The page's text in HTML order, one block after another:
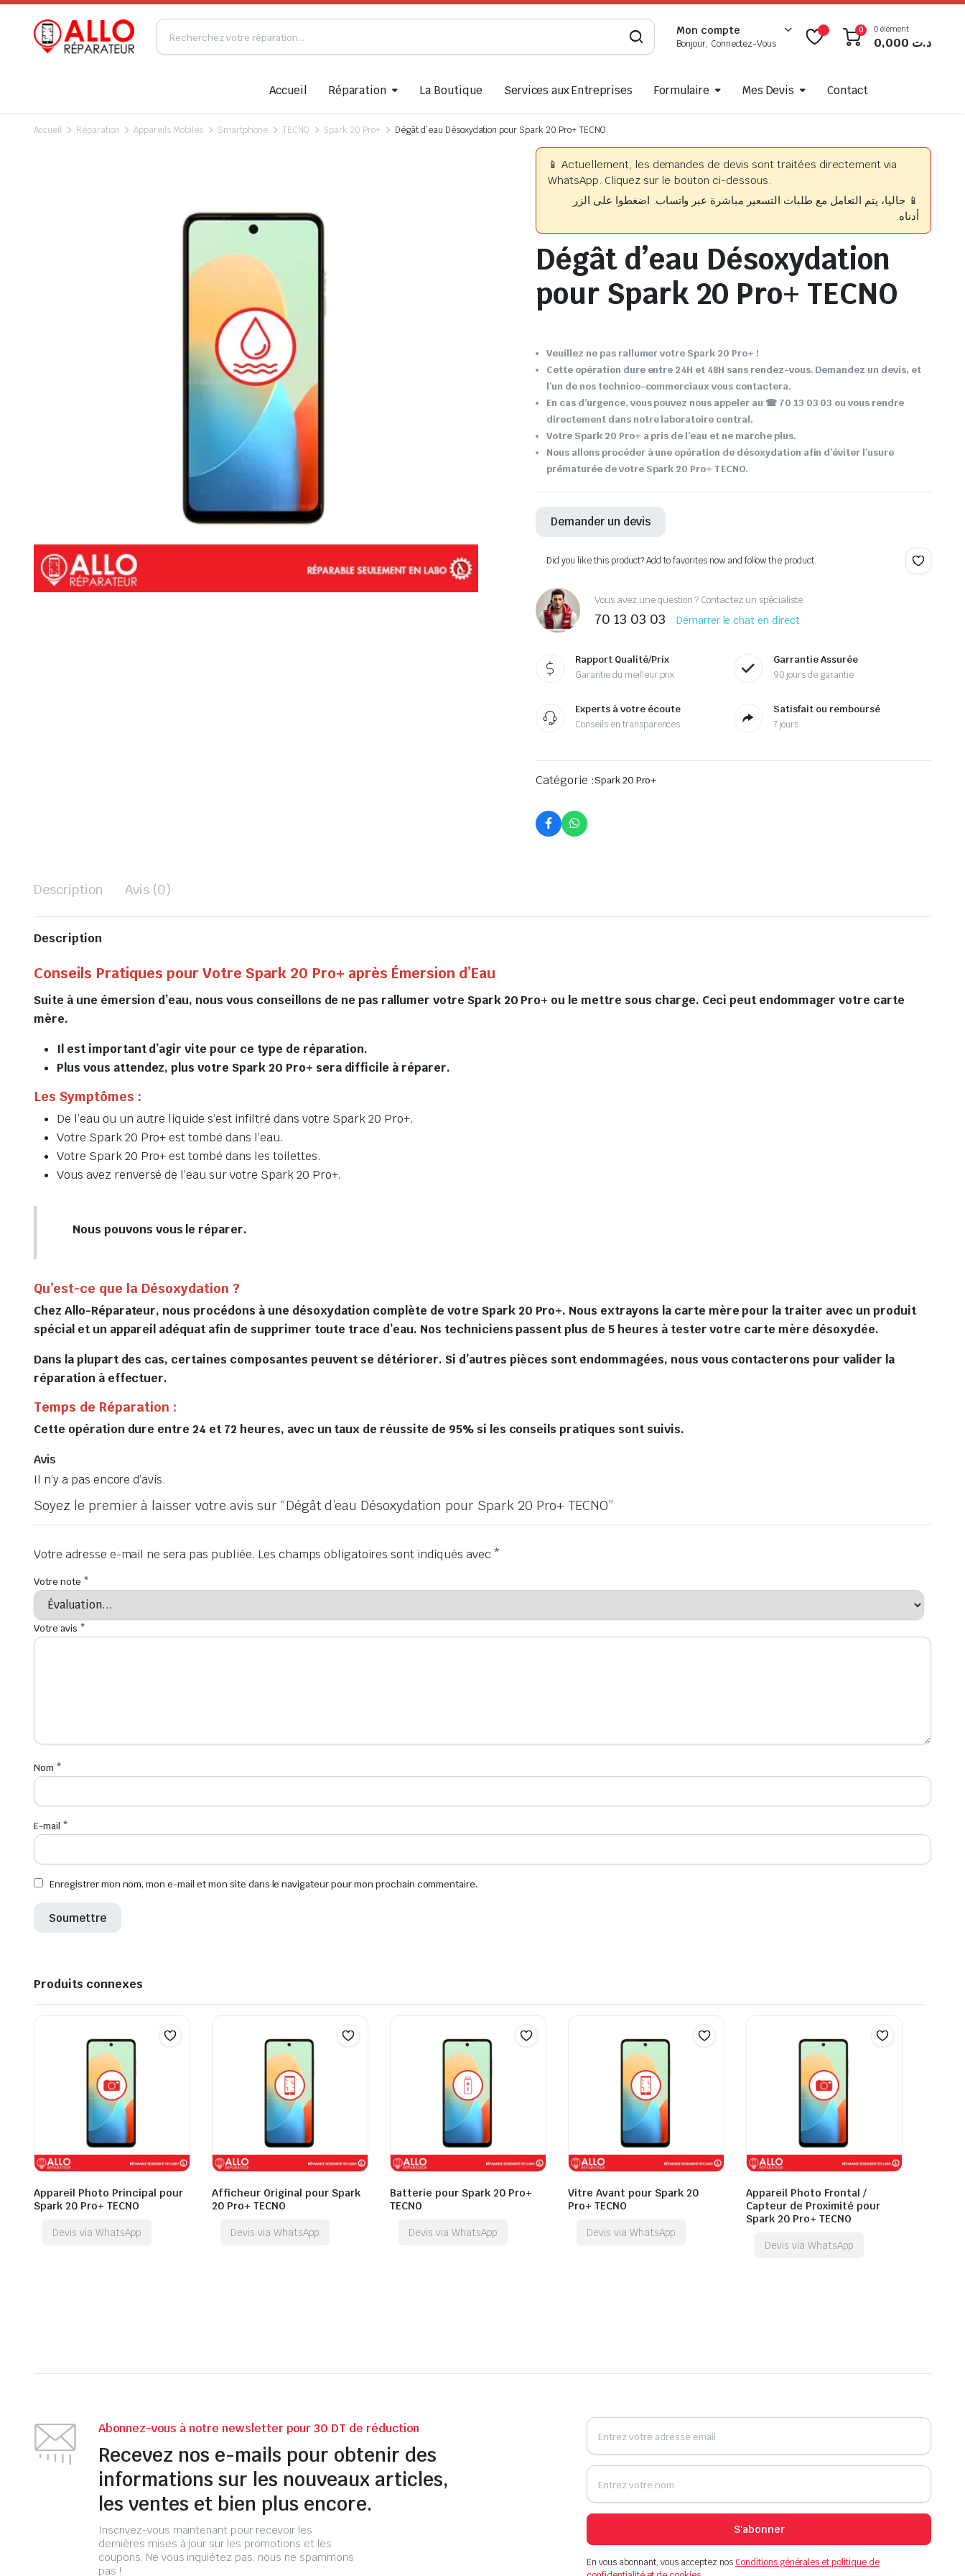
Mon compte
Bonjour, Connectez-Vous
0 0 élément
د.ت
Accueil Réparation La Boutique Services aux Entreprises Formulaire Mes Devis Contact
Accueil Réparation Appareils Mobiles Smartphone TECNO Spark 20 Pro+ Dégât d’eau Désoxydation pour Spark 20 Pro+ TECNO
📱 Actuellement, les demandes de devis sont traitées directement via
WhatsApp. Cliquez sur le bouton ci-dessous.
📱 حاليا، يتم التعامل مع طلبات التسعير مباشرة عبر واتساب. اضغطوا على الزر
أدناه.
Dégât d’eau Désoxydation
pour Spark 20 Pro+ TECNO
Veuillez ne pas rallumer votre Spark 20 Pro+ !
Cette opération dure entre 24H et 48H sans rendez-vous. Demandez un devis, et
l’un de nos technico-commerciaux vous contactera.
En cas d’urgence, vous pouvez nous appeler au ☎ 70 13 03 03 ou vous rendre
directement dans notre laboratoire central.
Votre Spark 20 Pro+ a pris de l’eau et ne marche plus.
Nous allons procéder à une opération de désoxydation afin d’éviter l’usure
prématurée de votre Spark 20 Pro+ TECNO.
Demander un devis
Did you like this product? Add to favorites now and follow the product.
Vous avez une question ? Contactez un spécialiste
70 13 03 03 Démarrer le chat en direct
Rapport Qualité/Prix
Garantie du meilleur prix
Garrantie Assurée
90 jours de garantie
Experts à votre écoute
Conseils en transparences
Satisfait ou remboursé
7 jours
Catégorie :Spark 20 Pro+
Description Avis (0)
Description
Conseils Pratiques pour Votre Spark 20 Pro+ après Émersion d’Eau
Suite à une émersion d’eau, nous vous conseillons de ne pas rallumer votre Spark 20 Pro+ ou le mettre sous charge. Ceci peut endommager votre carte
mère.
Il est important d’agir vite pour ce type de réparation.
Plus vous attendez, plus votre Spark 20 Pro+ sera difficile à réparer.
Les Symptômes :
De l’eau ou un autre liquide s’est infiltré dans votre Spark 20 Pro+.
Votre Spark 20 Pro+ est tombé dans l’eau.
Votre Spark 20 Pro+ est tombé dans les toilettes.
Vous avez renversé de l’eau sur votre Spark 20 Pro+.
Nous pouvons vous le réparer.
Qu’est-ce que la Désoxydation ?
Chez Allo-Réparateur, nous procédons à une désoxydation complète de votre Spark 20 Pro+. Nous extrayons la carte mère pour la traiter avec un produit
spécial et un appareil adéquat afin de supprimer toute trace d’eau. Nos techniciens passent plus de 5 heures à tester votre carte mère désoxydée.
Dans la plupart des cas, certaines composantes peuvent se détériorer. Si d’autres pièces sont endommagées, nous vous contacterons pour valider la
réparation à effectuer.
Temps de Réparation :
Cette opération dure entre 24 et 72 heures, avec un taux de réussite de 95% si les conseils pratiques sont suivis.
Avis
Il n’y a pas encore d’avis.
Soyez le premier à laisser votre avis sur “Dégât d’eau Désoxydation pour Spark 20 Pro+ TECNO”
Votre adresse e-mail ne sera pas publiée. Les champs obligatoires sont indiqués avec*
Votre note *
Votre avis *
Nom *
E-mail *
Enregistrer mon nom, mon e-mail et mon site dans le navigateur pour mon prochain commentaire.
Produits connexes
Appareil Photo Principal pour
Spark 20 Pro+ TECNO
Devis via WhatsApp
Afficheur Original pour Spark
20 Pro+ TECNO
Devis via WhatsApp
Batterie pour Spark 20 Pro+
TECNO
Devis via WhatsApp
Vitre Avant pour Spark 20
Pro+ TECNO
Devis via WhatsApp
Appareil Photo Frontal /
Capteur de Proximité pour
Spark 20 Pro+ TECNO
Devis via WhatsApp
Abonnez-vous à notre newsletter pour 30 DT de réduction
Recevez nos e-mails pour obtenir des
informations sur les nouveaux articles,
les ventes et bien plus encore.
Inscrivez-vous maintenant pour recevoir les
dernières mises à jour sur les promotions et les
coupons. Ne vous inquiétez pas, nous ne spammons
pas !
S'abonner
En vous abonnant, vous acceptez nosConditions générales et politique de